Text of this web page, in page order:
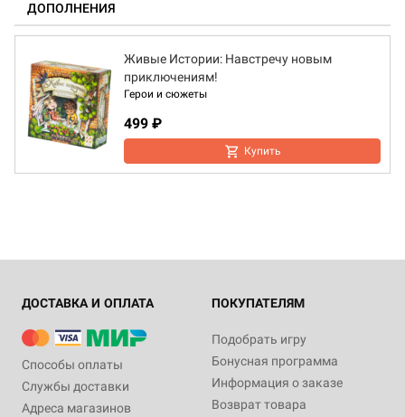
ДОПОЛНЕНИЯ
Живые Истории: Навстречу новым
приключениям!
Герои и сюжеты
499 ₽
Купить
ДОСТАВКА И ОПЛАТА
Способы оплаты
Службы доставки
Адреса магазинов
ПОКУПАТЕЛЯМ
Подобрать игру
Бонусная программа
Информация о заказе
Возврат товара